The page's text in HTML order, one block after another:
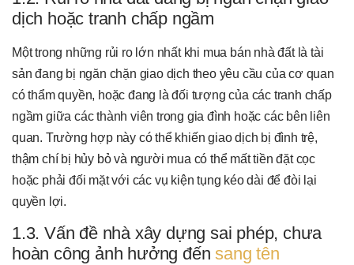
dịch hoặc tranh chấp ngầm
Một trong những rủi ro lớn nhất khi mua bán nhà đất là tài
sản đang bị ngăn chặn giao dịch theo yêu cầu của cơ quan
có thẩm quyền, hoặc đang là đối tượng của các tranh chấp
ngầm giữa các thành viên trong gia đình hoặc các bên liên
quan. Trường hợp này có thể khiến giao dịch bị đình trệ,
thậm chí bị hủy bỏ và người mua có thể mất tiền đặt cọc
hoặc phải đối mặt với các vụ kiện tụng kéo dài để đòi lại
quyền lợi.
1.3. Vấn đề nhà xây dựng sai phép, chưa
hoàn công ảnh hưởng đếnsang tên